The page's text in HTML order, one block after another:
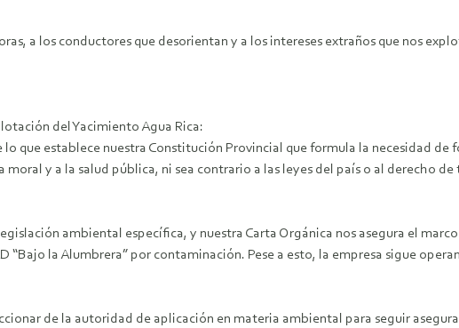
a los conductores que desorientan y a los intereses extraños que nos
del Yacimiento Agua Rica:
que establece nuestra Constitución Provincial que formula la necesidad
y a la salud pública, ni sea contrario a las leyes del país o al derecho
ambiental específica, y nuestra Carta Orgánica nos asegura el
la Alumbrera” por contaminación. Pese a esto, la empresa sigue
de la autoridad de aplicación en materia ambiental para seguir